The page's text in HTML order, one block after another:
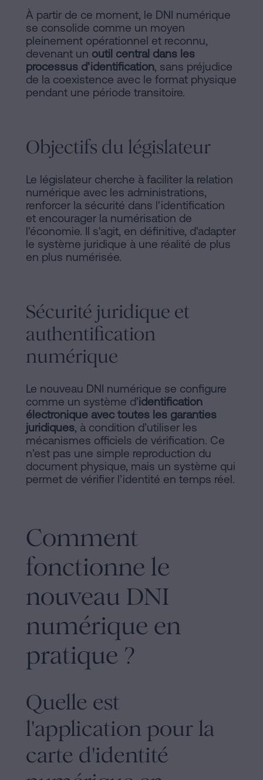
À partir de ce moment, le DNI numérique
se consolide comme un moyen
pleinement opérationnel et reconnu,
devenant un outil central dans les
processus d'identification, sans préjudice
de la coexistence avec le format physique
pendant une période transitoire.
Objectifs du législateur
Le législateur cherche à faciliter la relation
numérique avec les administrations,
renforcer la sécurité dans l'identification
et encourager la numérisation de
l'économie. Il s'agit, en définitive, d'adapter
le système juridique à une réalité de plus
en plus numérisée.
Sécurité juridique et
authentification
numérique
Le nouveau DNI numérique se configure
comme un système d’identification
électronique avec toutes les garanties
juridiques, à condition d’utiliser les
mécanismes officiels de vérification. Ce
n’est pas une simple reproduction du
document physique, mais un système qui
permet de vérifier l’identité en temps réel.
Comment
fonctionne le
nouveau DNI
numérique en
pratique ?
Quelle est
l'application pour la
carte d'identité